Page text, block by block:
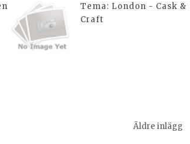
Tema: London - Cask &
Craft
Äldre inlägg